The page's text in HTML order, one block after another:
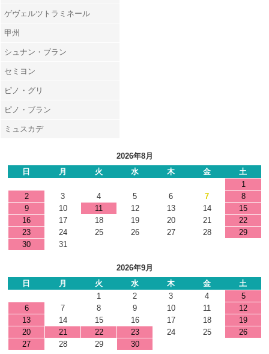
ゲヴェルツトラミネール
甲州
シュナン・ブラン
セミヨン
ピノ・グリ
ピノ・ブラン
ミュスカデ
2026年8月
日
月 火 水 木 金
土
1
2
3 4 5 6 7
8
9
10 11 12 13 14
15
16
17 18 19 20 21
22
23
24 25 26 27 28
29
30
31
2026年9月
日
月 火 水 木 金
土
1
2 3 4
5
6
7 8 9 10 11
12
13
14 15 16 17 18
19
20
21 22 23 24 25
26
27
28 29 30